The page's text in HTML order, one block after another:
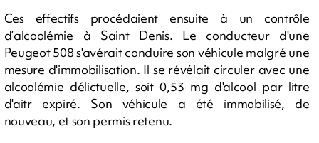
Ces effectifs procédaient ensuite à un contrôle
d’alcoolémie à Saint Denis. Le conducteur d'une
Peugeot 508 s'avérait conduire son véhicule malgré une
mesure d'immobilisation. Il se révélait circuler avec une
alcoolémie délictuelle, soit 0,53 mg d'alcool par litre
d'aitr expiré. Son véhicule a été immobilisé, de
nouveau, et son permis retenu.